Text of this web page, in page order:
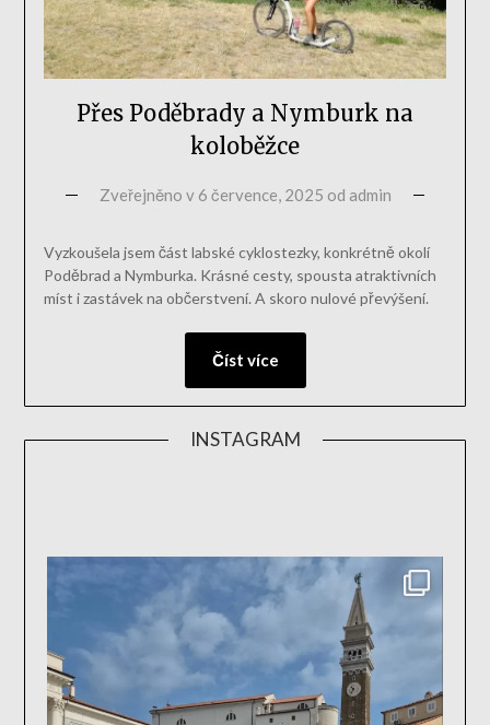
Přes Poděbrady a Nymburk na
koloběžce
Zveřejněno v 6 července, 2025 od admin
Vyzkoušela jsem část labské cyklostezky, konkrétně okolí
Poděbrad a Nymburka. Krásné cesty, spousta atraktivních
míst i zastávek na občerstvení. A skoro nulové převýšení.
Číst více
INSTAGRAM